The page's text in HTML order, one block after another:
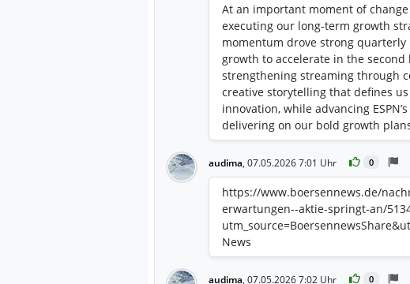
At an important moment of
executing our long-term growth
momentum drove strong
growth to accelerate in the
strengthening streaming through
creative storytelling that defines
innovation, while advancing
delivering on our bold growth
segments’ Q2 operating income
guidance. Stronger-than-
driver of the outperformance.
quarter to $25.2 billion from $23.6
before income taxes increased 9%
Q2 fiscal 2025. Total segment
$4.6 billion from $4.4 billion in Q2
share (EPS) decreased to $1.27
EPS increased to $1.57 from $1.45
audima, 07.05.2026 7:01 Uhr 0
https://www.boersennews.de/
erwartungen--aktie-springt-an/
News
audima, 07.05.2026 7:02 Uhr 0